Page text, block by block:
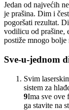
Jedan od najvećih
je prašina. Dim i
pogoršati rezultat.
vodilicu od prašine,
postiže mnogo bolje
Sve-u-jednom
Svim
sistem za
9Ima sve ove
ga stavite na